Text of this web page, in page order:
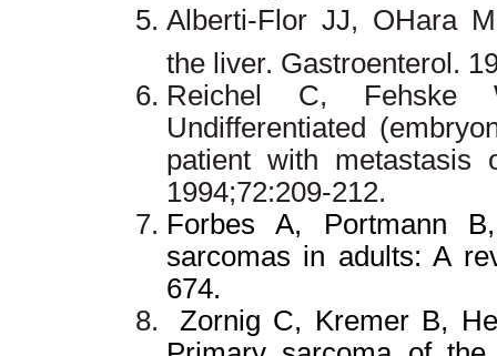
Alberti-Flor JJ, OHara
the liver. Gastroenterol.
Reichel C, Fehske
Undifferentiated
patient with
1994;72:209-212.
Forbes A, Portmann
sarcomas in adults: A
674.
Zornig C, Kremer B,